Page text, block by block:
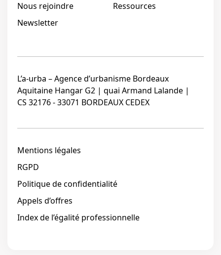
Nous rejoindre
Ressources
Newsletter
L’a-urba – Agence d’urbanisme Bordeaux
Aquitaine Hangar G2 | quai Armand Lalande |
CS 32176 - 33071 BORDEAUX CEDEX
Mentions légales
RGPD
Politique de confidentialité
Appels d’offres
Index de l’égalité professionnelle